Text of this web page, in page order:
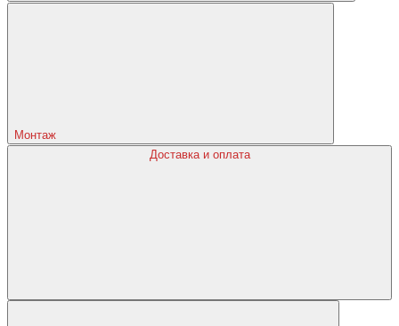
Монтаж
Доставка и оплата